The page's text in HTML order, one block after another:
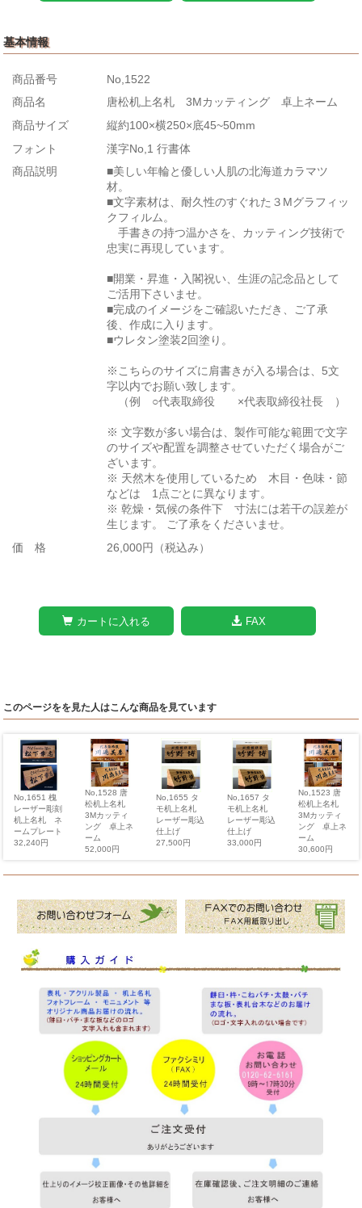
基本情報
商品番号
No,1522
商品名
唐松机上名札 3Mカッティング 卓上ネーム
商品サイズ
縦約100×横250×底45~50mm
フォント
漢字No,1 行書体
商品説明
■美しい年輪と優しい人肌の北海道カラマツ
材。
■文字素材は、耐久性のすぐれた３Mグラフィッ
クフィルム。
手書きの持つ温かさを、カッティング技術で
忠実に再現しています。
■開業・昇進・入閣祝い、生涯の記念品として
ご活用下さいませ。
■完成のイメージをご確認いただき、ご了承
後、作成に入ります。
■ウレタン塗装2回塗り。
※こちらのサイズに肩書きが入る場合は、5文
字以内でお願い致します。
（例 ○代表取締役 ×代表取締役社長 ）
※ 文字数が多い場合は、製作可能な範囲で文字
のサイズや配置を調整させていただく場合がご
ざいます。
※ 天然木を使用しているため 木目・色味・節
などは 1点ごとに異なります。
※ 乾燥・気候の条件下 寸法には若干の誤差が
生じます。 ご了承をくださいませ。
価 格
26,000円（税込み）
カートに入れる FAX
このページをを見た人はこんな商品を見ています
No,1651 槐
レーザー彫刻
机上名札 ネ
ームプレート
32,240円
No,1528 唐
松机上名札
3Mカッティ
ング 卓上ネ
ーム
52,000円
No,1655 タ
モ机上名札
レーザー彫込
仕上げ
27,500円
No,1657 タ
モ机上名札
レーザー彫込
仕上げ
33,000円
No,1523 唐
松机上名札
3Mカッティ
ング 卓上ネ
ーム
30,600円